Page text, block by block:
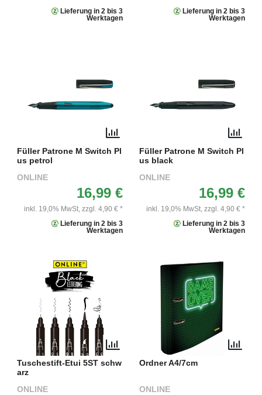
Lieferung in 2 bis 3
Werktagen
Lieferung in 2 bis 3
Werktagen
Füller Patrone M Switch Pl
us petrol
ONLINE
16,99 €
inkl. 19,0% MwSt, zzgl. 4,90 € *
Lieferung in 2 bis 3
Werktagen
Füller Patrone M Switch Pl
us black
ONLINE
16,99 €
inkl. 19,0% MwSt, zzgl. 4,90 € *
Lieferung in 2 bis 3
Werktagen
Tuschestift-Etui 5ST schw
arz
ONLINE
Ordner A4/7cm
ONLINE